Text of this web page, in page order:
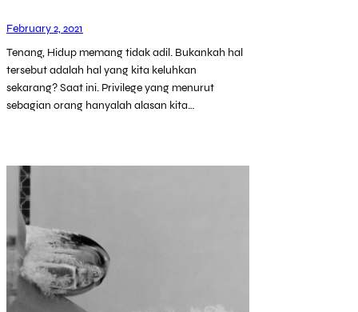
February 2, 2021
Tenang, Hidup memang tidak adil. Bukankah hal
tersebut adalah hal yang kita keluhkan
sekarang? Saat ini. Privilege yang menurut
sebagian orang hanyalah alasan kita…